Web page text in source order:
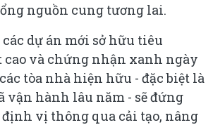
nguồn cung tương lai.
dự án mới sở hữu tiêu
và chứng nhận xanh ngày
tòa nhà hiện hữu - đặc biệt là
vận hành lâu năm - sẽ đứng
vị thông qua cải tạo, nâng